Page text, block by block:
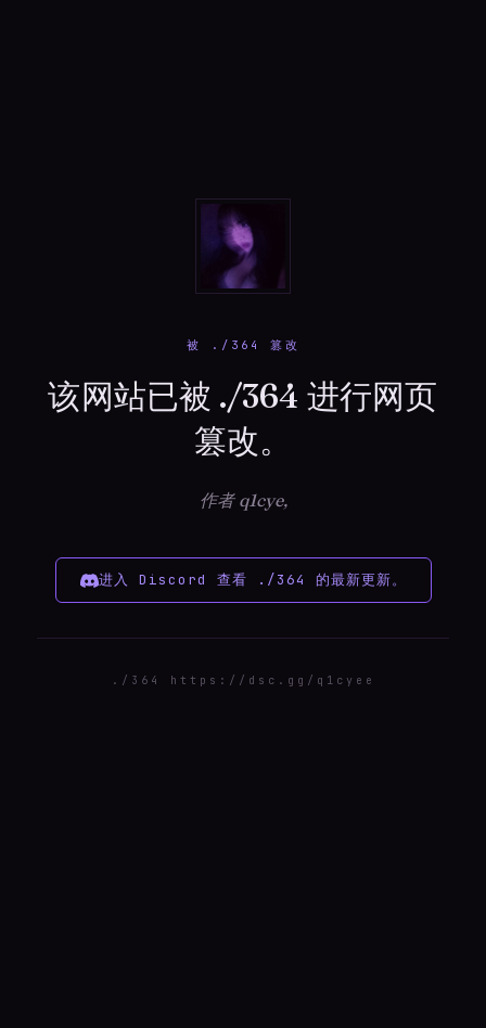
被 ./364 篡改
该网站已被 ./364 进行网页
篡改。
作者 q1cye,
进入 Discord 查看 ./364 的最新更新。
./364 https://dsc.gg/q1cyee